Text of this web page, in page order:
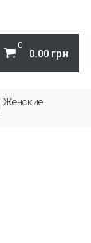
0
0.00 грн
Женские